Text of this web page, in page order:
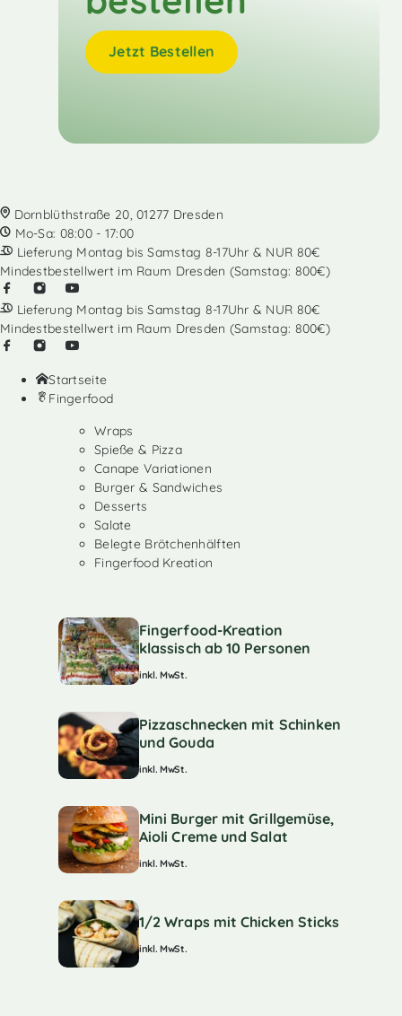
Jetzt Bestellen
Dornblüthstraße 20, 01277 Dresden
Mo-Sa: 08:00 - 17:00
Lieferung Montag bis Samstag 8-17Uhr & NUR 80€
Mindestbestellwert im Raum Dresden (Samstag: 800€)
Lieferung Montag bis Samstag 8-17Uhr & NUR 80€
Mindestbestellwert im Raum Dresden (Samstag: 800€)
Startseite
Fingerfood
Wraps
Spieße & Pizza
Canape Variationen
Burger & Sandwiches
Desserts
Salate
Belegte Brötchenhälften
Fingerfood Kreation
Fingerfood-Kreation
klassisch ab 10 Personen
inkl. MwSt.
Pizzaschnecken mit Schinken
und Gouda
inkl. MwSt.
Mini Burger mit Grillgemüse,
Aioli Creme und Salat
inkl. MwSt.
1/2 Wraps mit Chicken Sticks
inkl. MwSt.